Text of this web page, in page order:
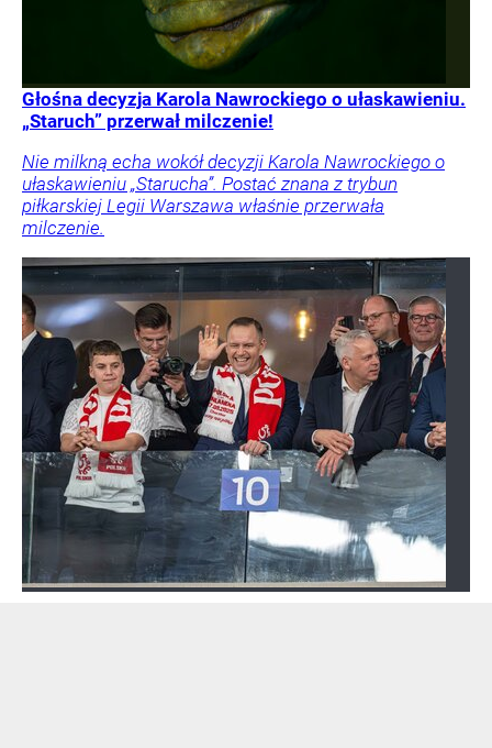
Głośna decyzja Karola Nawrockiego o ułaskawieniu.
„Staruch” przerwał milczenie!
Nie milkną echa wokół decyzji Karola Nawrockiego o
ułaskawieniu „Starucha”. Postać znana z trybun
piłkarskiej Legii Warszawa właśnie przerwała
milczenie.